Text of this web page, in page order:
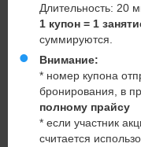
Длительность: 20
1 купон = 1
суммируются.
Внимание:
* номер купона
бронирования, в
полному прайсу
* если участник
считается